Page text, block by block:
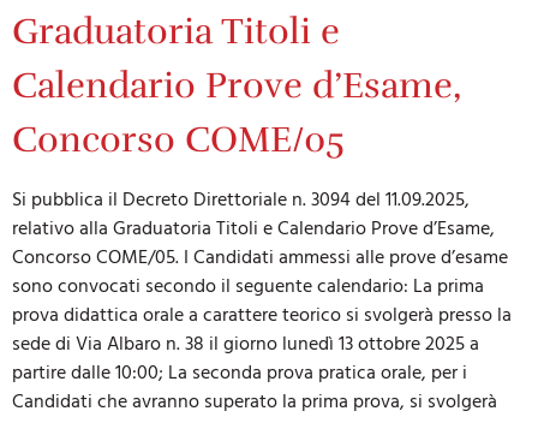
Graduatoria Titoli e
Calendario Prove d’Esame,
Concorso COME/05
Si pubblica il Decreto Direttoriale n. 3094 del 11.09.2025,
relativo alla Graduatoria Titoli e Calendario Prove d’Esame,
Concorso COME/05. I Candidati ammessi alle prove d’esame
sono convocati secondo il seguente calendario: La prima
prova didattica orale a carattere teorico si svolgerà presso la
sede di Via Albaro n. 38 il giorno lunedì 13 ottobre 2025 a
partire dalle 10:00; La seconda prova pratica orale, per i
Candidati che avranno superato la prima prova, si svolgerà